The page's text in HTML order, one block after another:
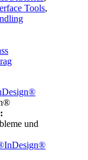
Tools,
und